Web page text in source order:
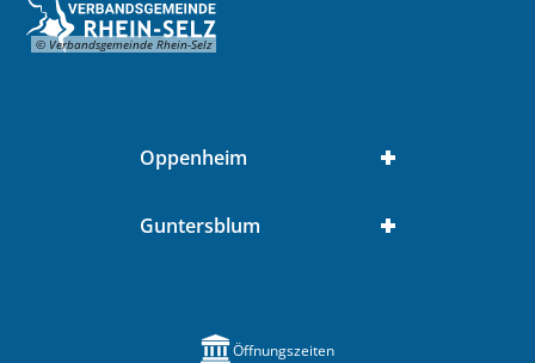
© Verbandsgemeinde Rhein-Selz
Oppenheim
Guntersblum
Öffnungszeiten